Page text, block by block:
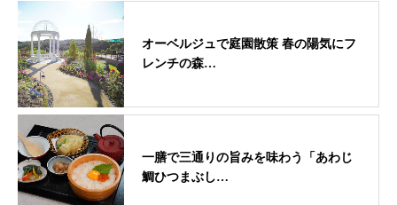
オーベルジュで庭園散策 春の陽気にフ
レンチの森…
一膳で三通りの旨みを味わう「あわじ
鯛ひつまぶし…